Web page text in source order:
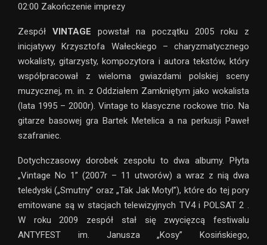
02:00 Zakończenie imprezy
Zespół VINTAGE powstał na początku 2005 roku z
inicjatywy Krzysztofa Wałeckiego – charyzmatycznego
wokalisty, gitarzysty, kompozytora i autora tekstów, który
współpracował z wieloma gwiazdami polskiej sceny
muzycznej, m. in. z Oddziałem Zamkniętym jako wokalista
(lata 1995 – 2000r). Vintage to klasyczne rockowe trio. Na
gitarze basowej gra Bartek Metelica a na perkusji Paweł
szafraniec.
Dotychczasowy dorobek zespołu to dwa albumy. Płyta
„Vintage No 1” (2007r – 11 utworów) a wraz z nią dwa
teledyski („Smutny” oraz „Tak Jak Motyl”), które do tej pory
emitowane są w stacjach telewizyjnych TV4 i POLSAT 2 .
W roku 2009 zespół stał się zwycięzcą festiwalu
ANTYFEST im. Janusza „Kosy” Kosińskiego,